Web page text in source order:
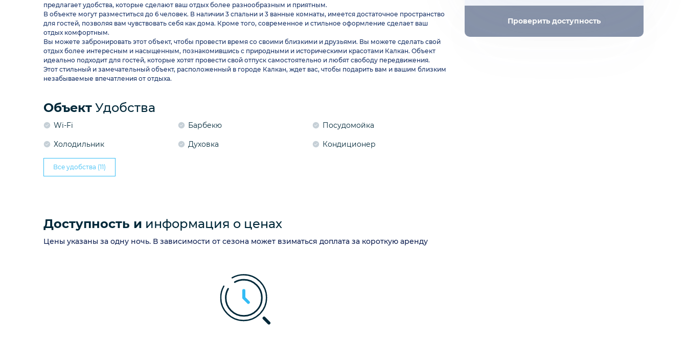
предлагает удобства, которые сделают ваш отдых более разнообразным и приятным.
В объекте могут разместиться до 6 человек. В наличии 3 спальни и 3 ванные комнаты, имеется достаточное пространство
для гостей, позволяя вам чувствовать себя как дома. Кроме того, современное и стильное оформление сделает ваш
отдых комфортным.
Вы можете забронировать этот объект, чтобы провести время со своими близкими и друзьями. Вы можете сделать свой
отдых более интересным и насыщенным, познакомившись с природными и историческими красотами Калкан. Объект
идеально подходит для гостей, которые хотят провести свой отпуск самостоятельно и любят свободу передвижения.
Этот стильный и замечательный объект, расположенный в городе Калкан, ждет вас, чтобы подарить вам и вашим близким
незабываемые впечатления от отдыха.
Объект Удобства
Wi-Fi Барбекю Посудомойка
Холодильник Духовка Кондиционер
Все удобства (11)
Доступность и информация о ценах
Цены указаны за одну ночь. В зависимости от сезона может взиматься доплата за короткую аренду
Проверить доступность